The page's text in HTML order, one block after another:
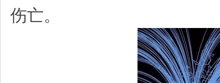
伤亡。